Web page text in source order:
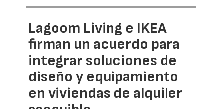
Lagoom Living e IKEA
firman un acuerdo para
integrar soluciones de
diseño y equipamiento
en viviendas de alquiler